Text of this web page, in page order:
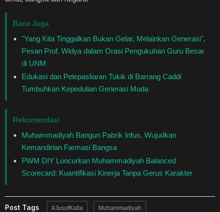
Baca Juga
"Yang Kita Tinggalkan Bukan Gelar, Melainkan Generasi",
Pesan Prof. Widya dalam Orasi Pengukuhan Guru Besar
di UNM
Edukasi dan Pelepasliaran Tukik di Barrang Caddi
Tumbuhkan Kepedulian Generasi Muda
Rekomendasi
Muhammadiyah Bangun Pabrik Infus, Wujudkan
Kemandirian Farmasi Bangsa
PWM DIY Luncurkan Muhammadiyah Balanced
Scorecard: Kuantifikasi Kinerja Tanpa Gerus Karakter
Post Tags #JusufKalla Muhammadiyah